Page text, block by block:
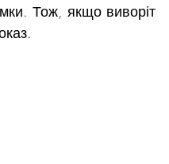
Тож, якщо виворіт